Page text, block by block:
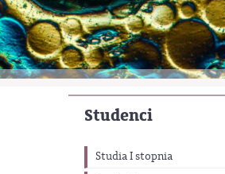
Studenci
Studia I stopnia